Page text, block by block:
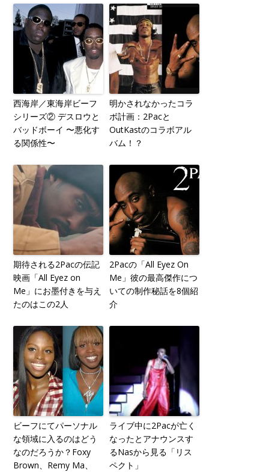
西海岸／東海岸ビーフ
シリーズ② デスロウと
バッドボーイ 〜悪化す
る関係性〜
明かされなかったコラ
ボ計画：2Pacと
OutKastのコラボアル
バム！？
期待される2Pacの伝記
映画「All Eyez on
Me」にお墨付きを与え
たのはこの2人
2Pacの「All Eyez On
Me」彼の最高傑作につ
いての制作秘話を8個紹
介
ビーフにてパーソナル
な領域に入るのはどう
なのだろうか？Foxy
Brown、Remy Ma、
ライブ中に2Pacが亡く
なったとアナウンスす
るNasから見る「リス
ペクト」